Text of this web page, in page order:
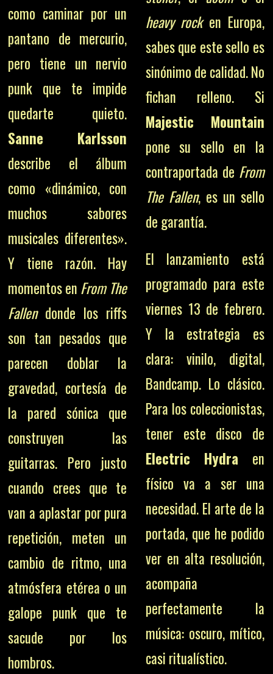
como caminar por un
pantano de mercurio,
pero tiene un nervio
punk que te impide
quedarte quieto.
Sanne Karlsson
describe el álbum
como «dinámico, con
muchos sabores
musicales diferentes».
Y tiene razón. Hay
momentos en From The
Fallendonde los riffs
son tan pesados que
parecen doblar la
gravedad, cortesía de
la pared sónica que
construyen las
guitarras. Pero justo
cuando crees que te
van a aplastar por pura
repetición, meten un
cambio de ritmo, una
atmósfera etérea o un
galope punk que te
sacude por los
hombros.
heavy rocken Europa,
sabes que este sello es
sinónimo de calidad. No
fichan relleno. Si
Majestic Mountain
pone su sello en la
contraportada de From
The Fallen, es un sello
de garantía.
El lanzamiento está
programado para este
viernes 13 de febrero.
Y la estrategia es
clara: vinilo, digital,
Bandcamp. Lo clásico.
Para los coleccionistas,
tener este disco de
Electric Hydraen
físico va a ser una
necesidad. El arte de la
portada, que he podido
ver en alta resolución,
acompaña
perfectamente la
música: oscuro, mítico,
casi ritualístico.